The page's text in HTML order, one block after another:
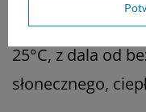
Przechowywać
25°C, z dala od
słonecznego,